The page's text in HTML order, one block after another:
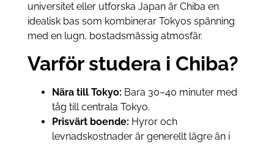
universitet eller utforska Japan är Chiba en
idealisk bas som kombinerar Tokyos spänning
med en lugn, bostadsmässig atmosfär.
Varför studera i Chiba?
Nära till Tokyo: Bara 30–40 minuter med
tåg till centrala Tokyo.
Prisvärt boende: Hyror och
levnadskostnader är generellt lägre än i